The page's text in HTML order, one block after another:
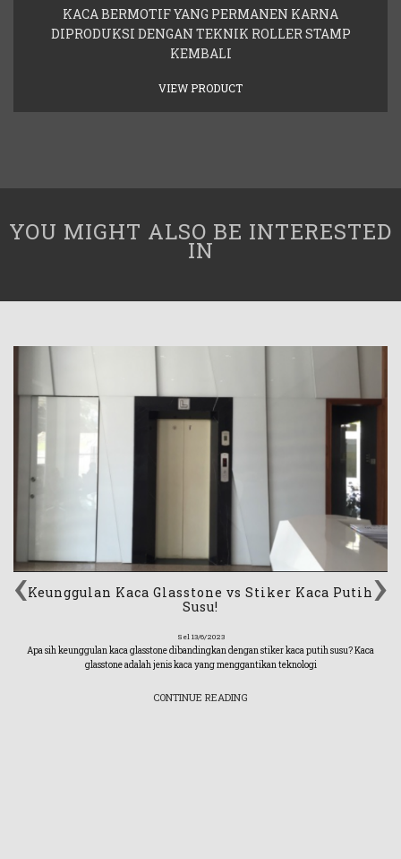
KACA BERMOTIF YANG PERMANEN KARNA
DIPRODUKSI DENGAN TEKNIK ROLLER STAMP
KEMBALI
VIEW PRODUCT
YOU MIGHT ALSO BE INTERESTED
IN
Keunggulan Kaca Glasstone vs Stiker Kaca Putih
Susu!
Sel 13/6/2023
Apa sih keunggulan kaca glasstone dibandingkan dengan stiker kaca putih susu? Kaca
glasstone adalah jenis kaca yang menggantikan teknologi
CONTINUE READING
‹ ›